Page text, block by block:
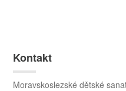
Kontakt
Moravskoslezské dětské